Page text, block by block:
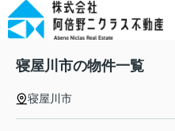
寝屋川市の物件一覧
寝屋川市